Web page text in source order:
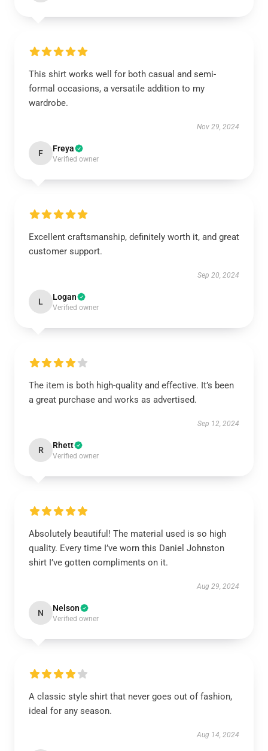
This shirt works well for both casual and semi-
formal occasions, a versatile addition to my
wardrobe.
Nov 29, 2024
F Freya
Verified owner
Excellent craftsmanship, definitely worth it, and great
customer support.
Sep 20, 2024
L Logan
Verified owner
The item is both high-quality and effective. It’s been
a great purchase and works as advertised.
Sep 12, 2024
R Rhett
Verified owner
Absolutely beautiful! The material used is so high
quality. Every time I’ve worn this Daniel Johnston
shirt I’ve gotten compliments on it.
Aug 29, 2024
N Nelson
Verified owner
A classic style shirt that never goes out of fashion,
ideal for any season.
Aug 14, 2024